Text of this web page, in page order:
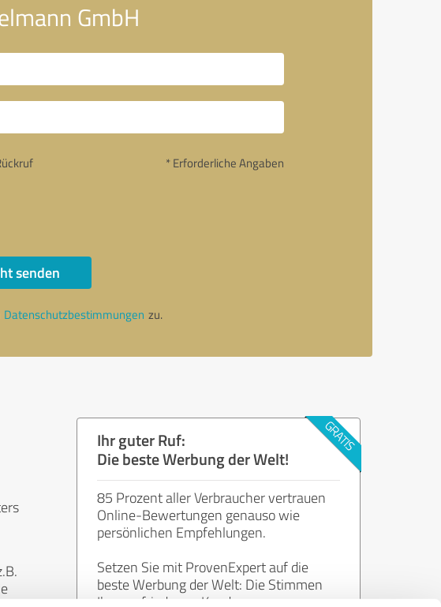
GmbH
* Erforderliche Angaben
senden
Datenschutzbestimmungen zu.
Ihr guter Ruf:
Die beste Werbung der Welt!
85 Prozent aller Verbraucher vertrauen
Online-Bewertungen genauso wie
persönlichen Empfehlungen.
Setzen Sie mit ProvenExpert auf die
beste Werbung der Welt: Die Stimmen
Ihrer zufriedenen Kunden.